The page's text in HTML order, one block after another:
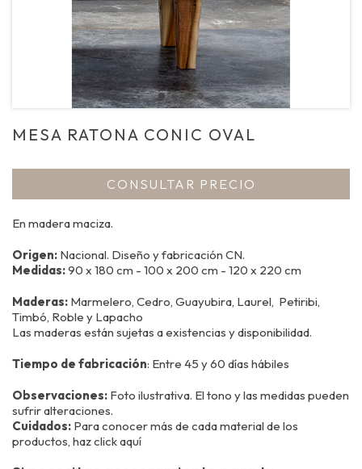
MESA RATONA CONIC OVAL
CONSULTAR PRECIO
En madera maciza.
Origen: Nacional. Diseño y fabricación CN.
Medidas:90 x 180 cm - 100 x 200 cm - 120 x 220 cm
Maderas: Marmelero, Cedro, Guayubira, Laurel, Petiribi,
Timbó, Roble y Lapacho
Las maderas están sujetas a existencias y disponibilidad.
Tiempo de fabricación: Entre 45 y 60 días hábiles
Observaciones: Foto ilustrativa. El tono y las medidas pueden
sufrir alteraciones.
Cuidados: Para conocer más de cada material de los
productos, hazclick aquí